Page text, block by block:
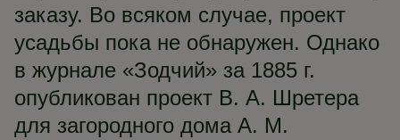
заказу. Во всяком случае, проект
усадьбы пока не обнаружен. Однако
в журнале «Зодчий» за 1885 г.
опубликован проект В. А. Шретера
для загородного дома А. М.